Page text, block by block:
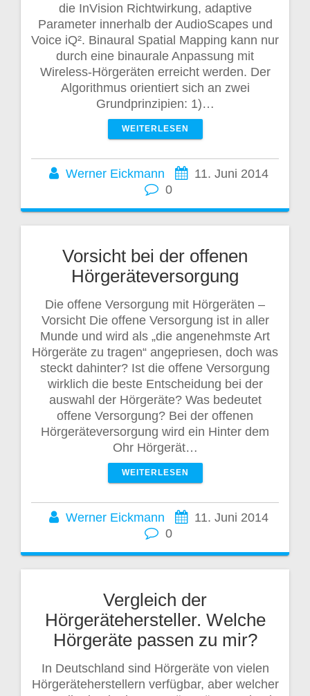
die InVision Richtwirkung, adaptive
Parameter innerhalb der AudioScapes und
Voice iQ². Binaural Spatial Mapping kann nur
durch eine binaurale Anpassung mit
Wireless-Hörgeräten erreicht werden. Der
Algorithmus orientiert sich an zwei
Grundprinzipien: 1)…
WEITERLESEN
Werner Eickmann
11. Juni 2014
0
Vorsicht bei der offenen
Hörgeräteversorgung
Die offene Versorgung mit Hörgeräten –
Vorsicht Die offene Versorgung ist in aller
Munde und wird als „die angenehmste Art
Hörgeräte zu tragen“ angepriesen, doch was
steckt dahinter? Ist die offene Versorgung
wirklich die beste Entscheidung bei der
auswahl der Hörgeräte? Was bedeutet
offene Versorgung? Bei der offenen
Hörgeräteversorgung wird ein Hinter dem
Ohr Hörgerät…
WEITERLESEN
Werner Eickmann
11. Juni 2014
0
Vergleich der
Hörgerätehersteller. Welche
Hörgeräte passen zu mir?
In Deutschland sind Hörgeräte von vielen
Hörgeräteherstellern verfügbar, aber welcher